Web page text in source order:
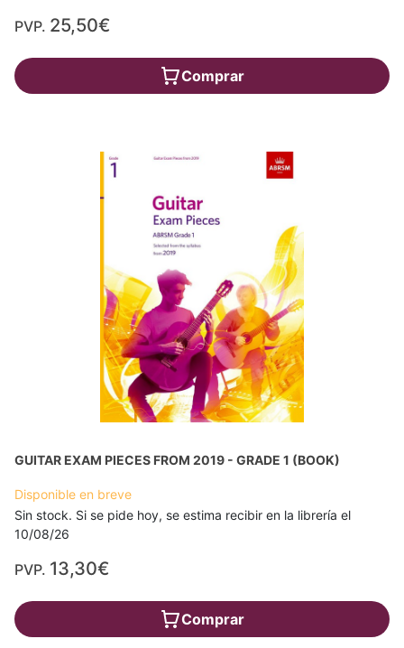
PVP. 25,50€
Comprar
GUITAR EXAM PIECES FROM 2019 - GRADE 1 (BOOK)
Disponible en breve
Sin stock. Si se pide hoy, se estima recibir en la librería el
10/08/26
PVP. 13,30€
Comprar